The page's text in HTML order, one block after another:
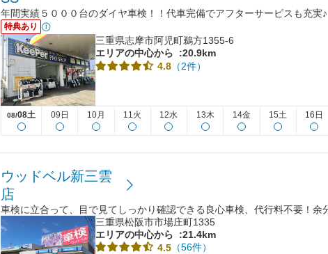
年間実績５０００台のダイヤ車検！！代車完備でアフターサービスも充実♪
特典あり
三重県志摩市阿児町鵜方1355-6
エリアの中心から
:20.9km
4.8 （2件）
08/08土 09日 10月 11火 12水 13木 14金 15土 16日
ウッドベル新三雲
店
車検に立合って、目で見てしっかり確認できる良心車検、代行料不要！余
三重県松阪市市場庄町1335
エリアの中心から
:21.4km
4.5 （56件）